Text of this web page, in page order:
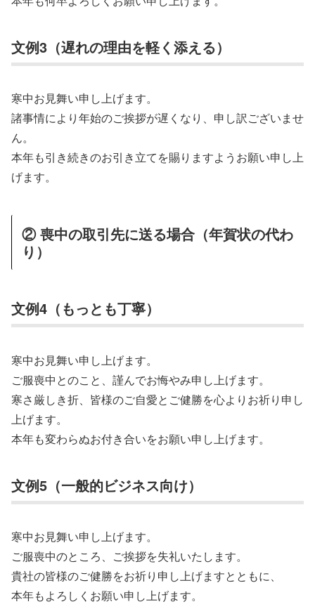
文例3（遅れの理由を軽く添える）
寒中お見舞い申し上げます。
諸事情により年始のご挨拶が遅くなり、申し訳ございませ
ん。
本年も引き続きのお引き立てを賜りますようお願い申し上
げます。
② 喪中の取引先に送る場合（年賀状の代わ
り）
文例4（もっとも丁寧）
寒中お見舞い申し上げます。
ご服喪中とのこと、謹んでお悔やみ申し上げます。
寒さ厳しき折、皆様のご自愛とご健勝を心よりお祈り申し
上げます。
本年も変わらぬお付き合いをお願い申し上げます。
文例5（一般的ビジネス向け）
寒中お見舞い申し上げます。
ご服喪中のところ、ご挨拶を失礼いたします。
貴社の皆様のご健勝をお祈り申し上げますとともに、
本年もよろしくお願い申し上げます。